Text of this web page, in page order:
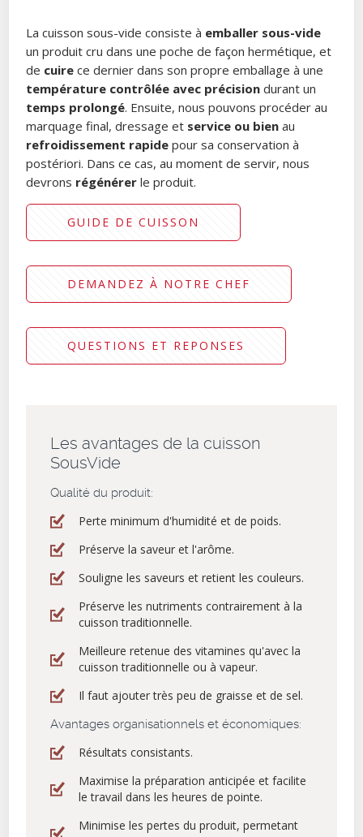
La cuisson sous-vide consiste à emballer sous-vide
un produit cru dans une poche de façon hermétique, et
de cuire ce dernier dans son propre emballage à une
température contrôlée avec précision durant un
temps prolongé. Ensuite, nous pouvons procéder au
marquage final, dressage et service ou bien au
refroidissement rapide pour sa conservation à
postériori. Dans ce cas, au moment de servir, nous
devrons régénérer le produit.
GUIDE DE CUISSON
DEMANDEZ À NOTRE CHEF
QUESTIONS ET REPONSES
Les avantages de la cuisson
SousVide
Qualité du produit:
Perte minimum d'humidité et de poids.
Préserve la saveur et l'arôme.
Souligne les saveurs et retient les couleurs.
Préserve les nutriments contrairement à la
cuisson traditionnelle.
Meilleure retenue des vitamines qu'avec la
cuisson traditionnelle ou à vapeur.
Il faut ajouter très peu de graisse et de sel.
Avantages organisationnels et économiques:
Résultats consistants.
Maximise la préparation anticipée et facilite
le travail dans les heures de pointe.
Minimise les pertes du produit, permetant